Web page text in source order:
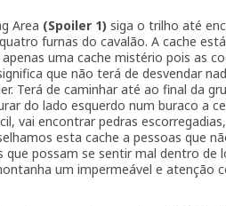
Area (Spoiler 1) siga o trilho até
furnas do cavalão. A cache
apenas uma cache mistério pois as
que não terá de desvendar
Terá de caminhar até ao final da
do lado esquerdo num buraco a
vai encontrar pedras
esta cache a pessoas que
possam se sentir mal dentro de
um impermeável e atenção